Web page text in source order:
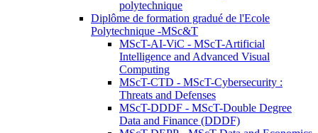
polytechnique
Diplôme de formation gradué de l'Ecole
Polytechnique -MSc&T
MScT-AI-ViC - MScT-Artificial
Intelligence and Advanced Visual
Computing
MScT-CTD - MScT-Cybersecurity :
Threats and Defenses
MScT-DDDF - MScT-Double Degree
Data and Finance (DDDF)